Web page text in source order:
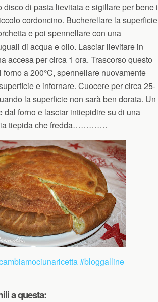
disco di pasta lievitata e sigillare per bene i
cordoncino. Bucherellare la superficie
e poi spennellare con una
di acqua e olio. Lasciar lievitare in
accesa per circa 1 ora. Trascorso questo
forno a 200°C, spennellare nuovamente
e infornare. Cuocere per circa 25-
la superficie non sarà ben dorata. Un
dal forno e lasciar intiepidire su di una
tiepidache fredda………….
‪#‎bloggalline‬
a questa: